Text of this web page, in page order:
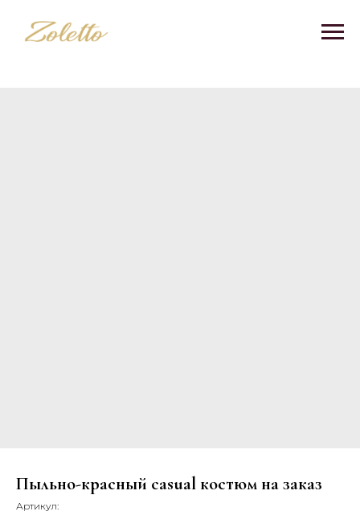
Пыльно-красный casual костюм на заказ
Артикул: